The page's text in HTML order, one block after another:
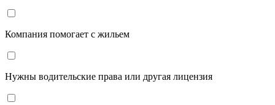
Компания помогает с жильем
Нужны водительские права или другая лицензия